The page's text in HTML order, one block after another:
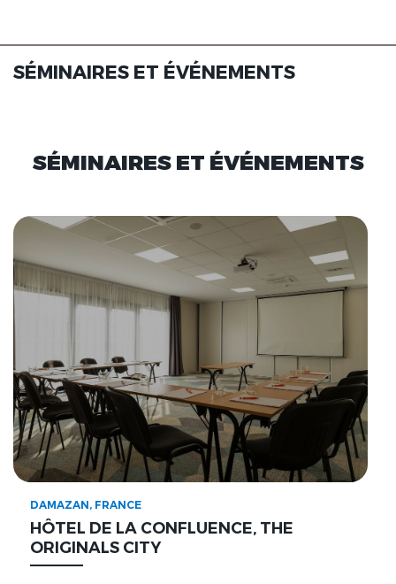
SÉMINAIRES ET ÉVÉNEMENTS
SÉMINAIRES ET ÉVÉNEMENTS
DAMAZAN, FRANCE
HÔTEL DE LA CONFLUENCE, THE
ORIGINALS CITY